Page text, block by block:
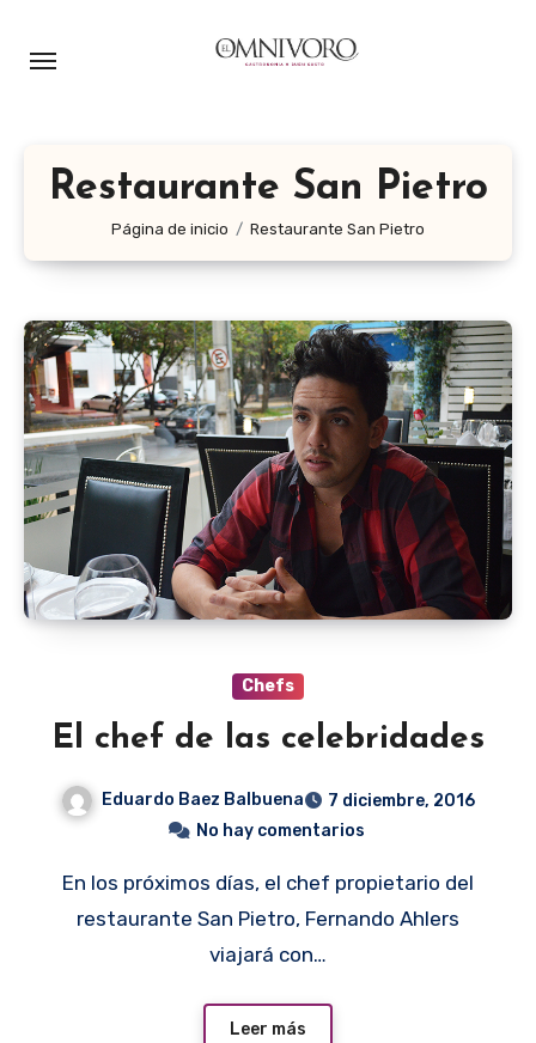
Restaurante San Pietro
Página de inicio Restaurante San Pietro
Chefs
El chef de las celebridades
Eduardo Baez Balbuena
7 diciembre, 2016
No hay comentarios
En los próximos días, el chef propietario del
restaurante San Pietro, Fernando Ahlers
viajará con…
Leer más